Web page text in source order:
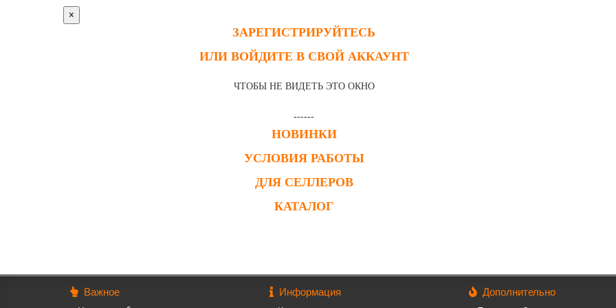
×
ЗАРЕГИСТРИРУЙТЕСЬ
ИЛИ ВОЙДИТЕ В СВОЙ АККАУНТ
ЧТОБЫ НЕ ВИДЕТЬ ЭТО ОКНО
------
НОВИНКИ
УСЛОВИЯ РАБОТЫ
ДЛЯ СЕЛЛЕРОВ
КАТАЛОГ
Важное Информация Дополнительно